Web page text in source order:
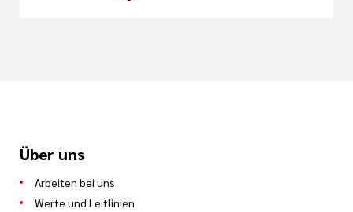
Über uns
Arbeiten bei uns
Werte und Leitlinien